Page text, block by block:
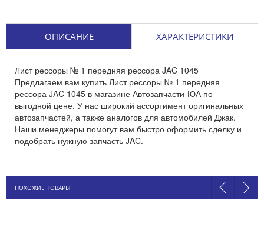
ОПИСАНИЕ ХАРАКТЕРИСТИКИ
Лист рессоры № 1 передняя рессора JAC 1045
Предлагаем вам купить Лист рессоры № 1 передняя
рессора JAC 1045 в магазине Автозапчасти-ЮА по
выгодной цене. У нас широкий ассортимент оригинальных
автозапчастей, а также аналогов для автомобилей Джак.
Наши менеджеры помогут вам быстро оформить сделку и
подобрать нужную запчасть JAC.
ПОХОЖИЕ ТОВАРЫ